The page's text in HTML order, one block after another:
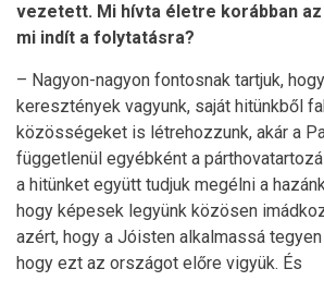
vezetett. Mi hívta életre korábban
mi indít a folytatásra?
– Nagyon-nagyon fontosnak tartjuk,
keresztények vagyunk, saját hitünkből
közösségeket is létrehozzunk, akár a
függetlenül egyébként a
a hitünket együtt tudjuk megélni a
hogy képesek legyünk közösen
azért, hogy a Jóisten alkalmassá tegyen
hogy ezt az országot előre vigyük. És